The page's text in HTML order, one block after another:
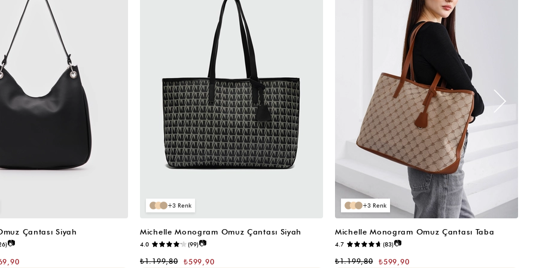
Çantası Siyah
📷
3
Michelle Monogram Omuz Çantası Siyah
4.0 (99)📷
₺599,90
₺1.199,80
3
Michelle Monogram Omuz Çantası Taba
4.7 (83)📷
₺599,90
₺1.199,80